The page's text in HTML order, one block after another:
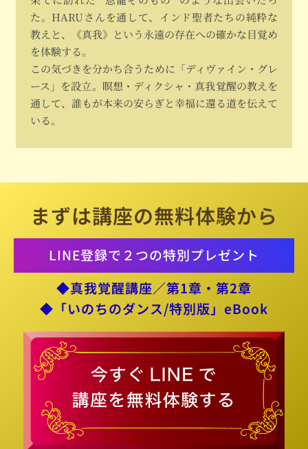
た。HARUさんを通して、インド聖者たちの純粋な
教えと、《真我》という永遠の存在への確かな目覚め
を体験する。
この気づきを分かち合うために「ディヴァイン・グレ
ース」を設立。瞑想・ディクシャ・真我覚醒の教えを
通して、誰もが本来の安らぎと幸福に還る道を伝えて
いる。
まずは講座の無料体験から
LINE登録で２つの特別プレゼント
◆真我覚醒講座／第1章・第2章
◆「いのちのダンス/特別版」eBook